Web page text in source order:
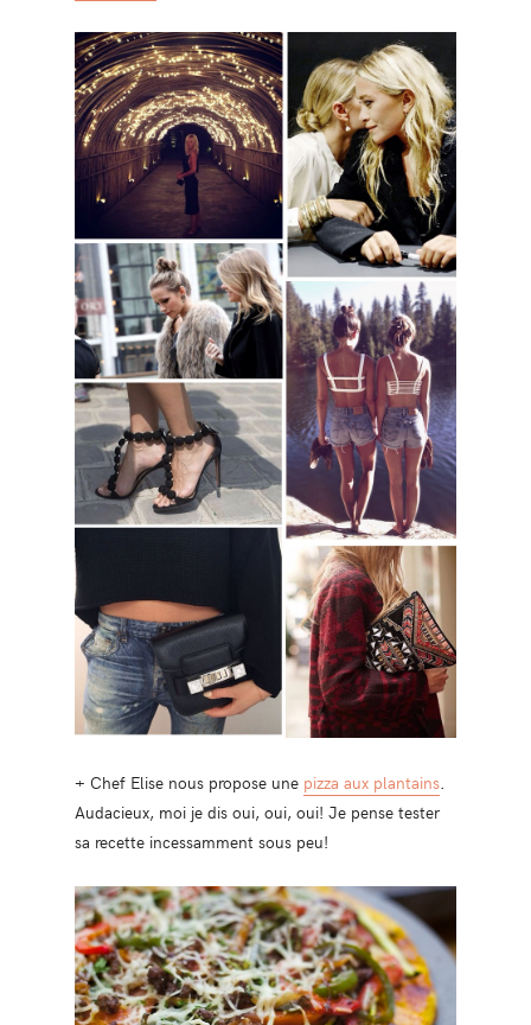
+ Chef Elise nous propose une pizza aux plantains.
Audacieux, moi je dis oui, oui, oui! Je pense tester
sa recette incessamment sous peu!